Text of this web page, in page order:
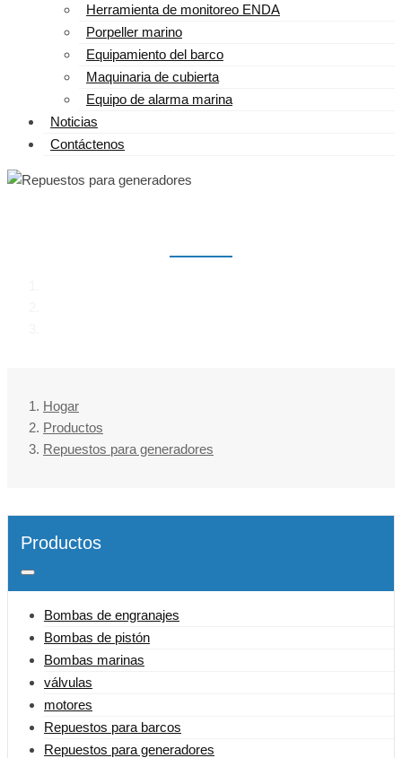
Herramienta de monitoreo ENDA
Porpeller marino
Equipamiento del barco
Maquinaria de cubierta
Equipo de alarma marina
Noticias
Contáctenos
Hogar
Productos
Repuestos para generadores
Productos
Bombas de engranajes
Bombas de pistón
Bombas marinas
válvulas
motores
Repuestos para barcos
Repuestos para generadores